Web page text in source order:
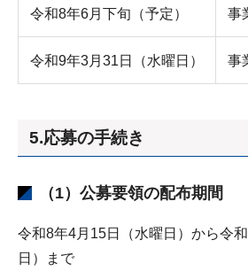
令和8年6月下旬（予定） 事
令和9年3月31日（水曜日） 事
5.応募の手続き
（1）公募要領の配布期間
令和8年4月15日（水曜日）から令
日）まで